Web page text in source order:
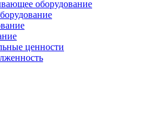
оборудование
ценности